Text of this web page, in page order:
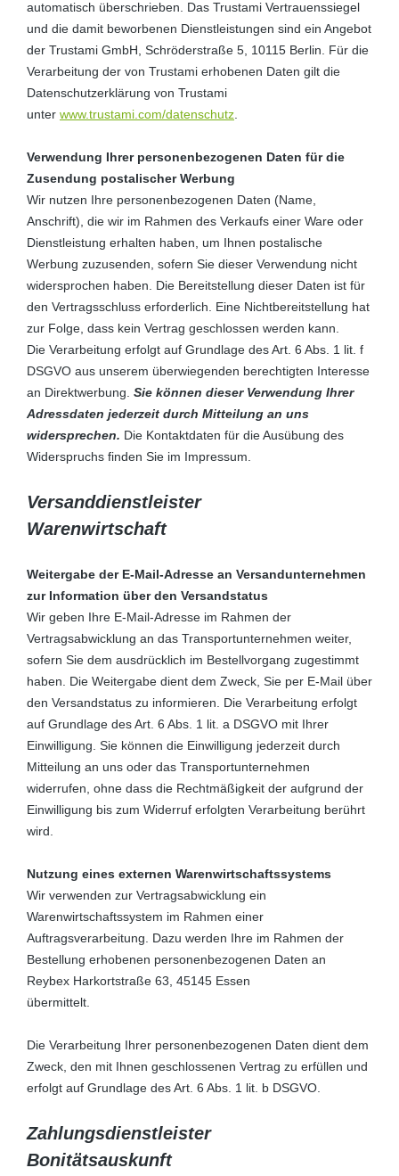
automatisch überschrieben. Das Trustami Vertrauenssiegel
und die damit beworbenen Dienstleistungen sind ein Angebot
der Trustami GmbH, Schröderstraße 5, 10115 Berlin. Für die
Verarbeitung der von Trustami erhobenen Daten gilt die
Datenschutzerklärung von Trustami
unter www.trustami.com/datenschutz.
Verwendung Ihrer personenbezogenen Daten für die
Zusendung postalischer Werbung
Wir nutzen Ihre personenbezogenen Daten (Name,
Anschrift), die wir im Rahmen des Verkaufs einer Ware oder
Dienstleistung erhalten haben, um Ihnen postalische
Werbung zuzusenden, sofern Sie dieser Verwendung nicht
widersprochen haben. Die Bereitstellung dieser Daten ist für
den Vertragsschluss erforderlich. Eine Nichtbereitstellung hat
zur Folge, dass kein Vertrag geschlossen werden kann.
Die Verarbeitung erfolgt auf Grundlage des Art. 6 Abs. 1 lit. f
DSGVO aus unserem überwiegenden berechtigten Interesse
an Direktwerbung. Sie können dieser Verwendung Ihrer
Adressdaten jederzeit durch Mitteilung an uns
widersprechen. Die Kontaktdaten für die Ausübung des
Widerspruchs finden Sie im Impressum.
Versanddienstleister
Warenwirtschaft
Weitergabe der E-Mail-Adresse an Versandunternehmen
zur Information über den Versandstatus
Wir geben Ihre E-Mail-Adresse im Rahmen der
Vertragsabwicklung an das Transportunternehmen weiter,
sofern Sie dem ausdrücklich im Bestellvorgang zugestimmt
haben. Die Weitergabe dient dem Zweck, Sie per E-Mail über
den Versandstatus zu informieren. Die Verarbeitung erfolgt
auf Grundlage des Art. 6 Abs. 1 lit. a DSGVO mit Ihrer
Einwilligung. Sie können die Einwilligung jederzeit durch
Mitteilung an uns oder das Transportunternehmen
widerrufen, ohne dass die Rechtmäßigkeit der aufgrund der
Einwilligung bis zum Widerruf erfolgten Verarbeitung berührt
wird.
Nutzung eines externen Warenwirtschaftssystems
Wir verwenden zur Vertragsabwicklung ein
Warenwirtschaftssystem im Rahmen einer
Auftragsverarbeitung. Dazu werden Ihre im Rahmen der
Bestellung erhobenen personenbezogenen Daten an
Reybex Harkortstraße 63, 45145 Essen
übermittelt.
Die Verarbeitung Ihrer personenbezogenen Daten dient dem
Zweck, den mit Ihnen geschlossenen Vertrag zu erfüllen und
erfolgt auf Grundlage des Art. 6 Abs. 1 lit. b DSGVO.
Zahlungsdienstleister
Bonitätsauskunft